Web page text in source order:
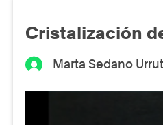
Cristalización
Marta Sedano